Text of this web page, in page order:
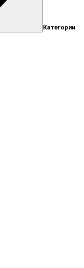
Категории